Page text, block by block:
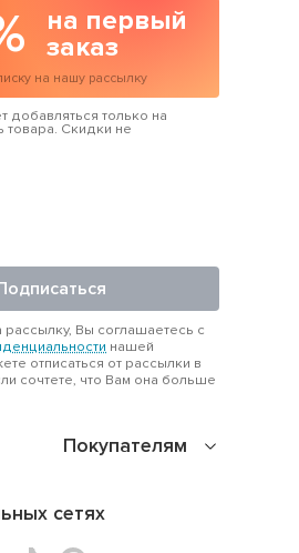
Покупателям
на первый
заказ
на нашу рассылку
добавляться только на
товара. Скидки не
Вы соглашаетесь с
нашей
отписаться от рассылки в
сочтете, что Вам она больше
сетях